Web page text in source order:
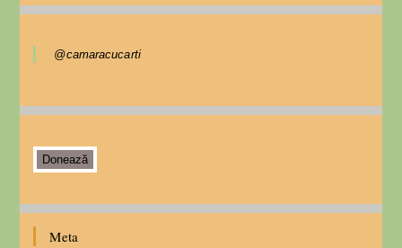
@camaracucarti
Donează
Meta